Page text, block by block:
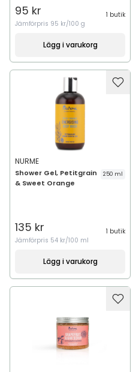
95 kr
1 butik
Jämförpris 95 kr/100 g
Lägg i varukorg
NURME
Shower Gel, Petitgrain
& Sweet Orange
250 ml
135 kr
1 butik
Jämförpris 54 kr/100 ml
Lägg i varukorg